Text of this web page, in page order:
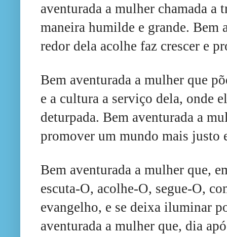
aventurada a mulher chamada a
maneira humilde e grande. Bem
redor dela acolhe faz crescer e
Bem aventurada a mulher que
e a cultura a serviço dela, onde
deturpada. Bem aventurada a
promover um mundo mais justo
Bem aventurada a mulher que,
escuta-O, acolhe-O, segue-O,
evangelho, e se deixa iluminar
aventurada a mulher que, dia